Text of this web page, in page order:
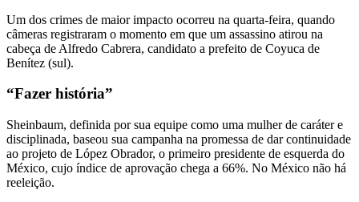
Um dos crimes de maior impacto ocorreu na quarta-feira, quando
câmeras registraram o momento em que um assassino atirou na
cabeça de Alfredo Cabrera, candidato a prefeito de Coyuca de
Benítez (sul).
“Fazer história”
Sheinbaum, definida por sua equipe como uma mulher de caráter e
disciplinada, baseou sua campanha na promessa de dar continuidade
ao projeto de López Obrador, o primeiro presidente de esquerda do
México, cujo índice de aprovação chega a 66%. No México não há
reeleição.